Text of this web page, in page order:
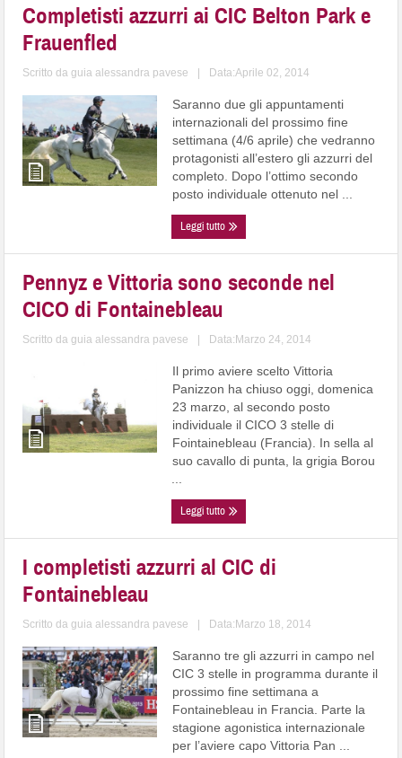
Completisti azzurri ai CIC Belton Park e
Frauenfled
Scritto daguia alessandra pavese Data:Aprile 02, 2014
Saranno due gli appuntamenti
internazionali del prossimo fine
settimana (4/6 aprile) che vedranno
protagonisti all’estero gli azzurri del
completo. Dopo l’ottimo secondo
posto individuale ottenuto nel ...
Leggi tutto
Pennyz e Vittoria sono seconde nel
CICO di Fontainebleau
Scritto daguia alessandra pavese Data:Marzo 24, 2014
Il primo aviere scelto Vittoria
Panizzon ha chiuso oggi, domenica
23 marzo, al secondo posto
individuale il CICO 3 stelle di
Fointainebleau (Francia). In sella al
suo cavallo di punta, la grigia Borou
Leggi tutto
I completisti azzurri al CIC di
Fontainebleau
Scritto daguia alessandra pavese Data:Marzo 18, 2014
Saranno tre gli azzurri in campo nel
CIC 3 stelle in programma durante il
prossimo fine settimana a
Fontainebleau in Francia. Parte la
stagione agonistica internazionale
per l’aviere capo Vittoria Pan ...